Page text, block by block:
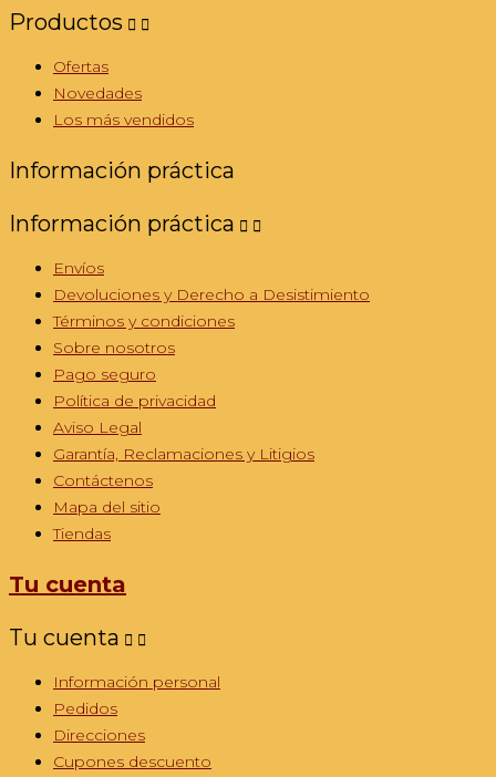
Productos  
Ofertas
Novedades
Los más vendidos
Información práctica
Información práctica  
Envíos
Devoluciones y Derecho a Desistimiento
Términos y condiciones
Sobre nosotros
Pago seguro
Política de privacidad
Aviso Legal
Garantía, Reclamaciones y Litigios
Contáctenos
Mapa del sitio
Tiendas
Tu cuenta
Tu cuenta  
Información personal
Pedidos
Direcciones
Cupones descuento